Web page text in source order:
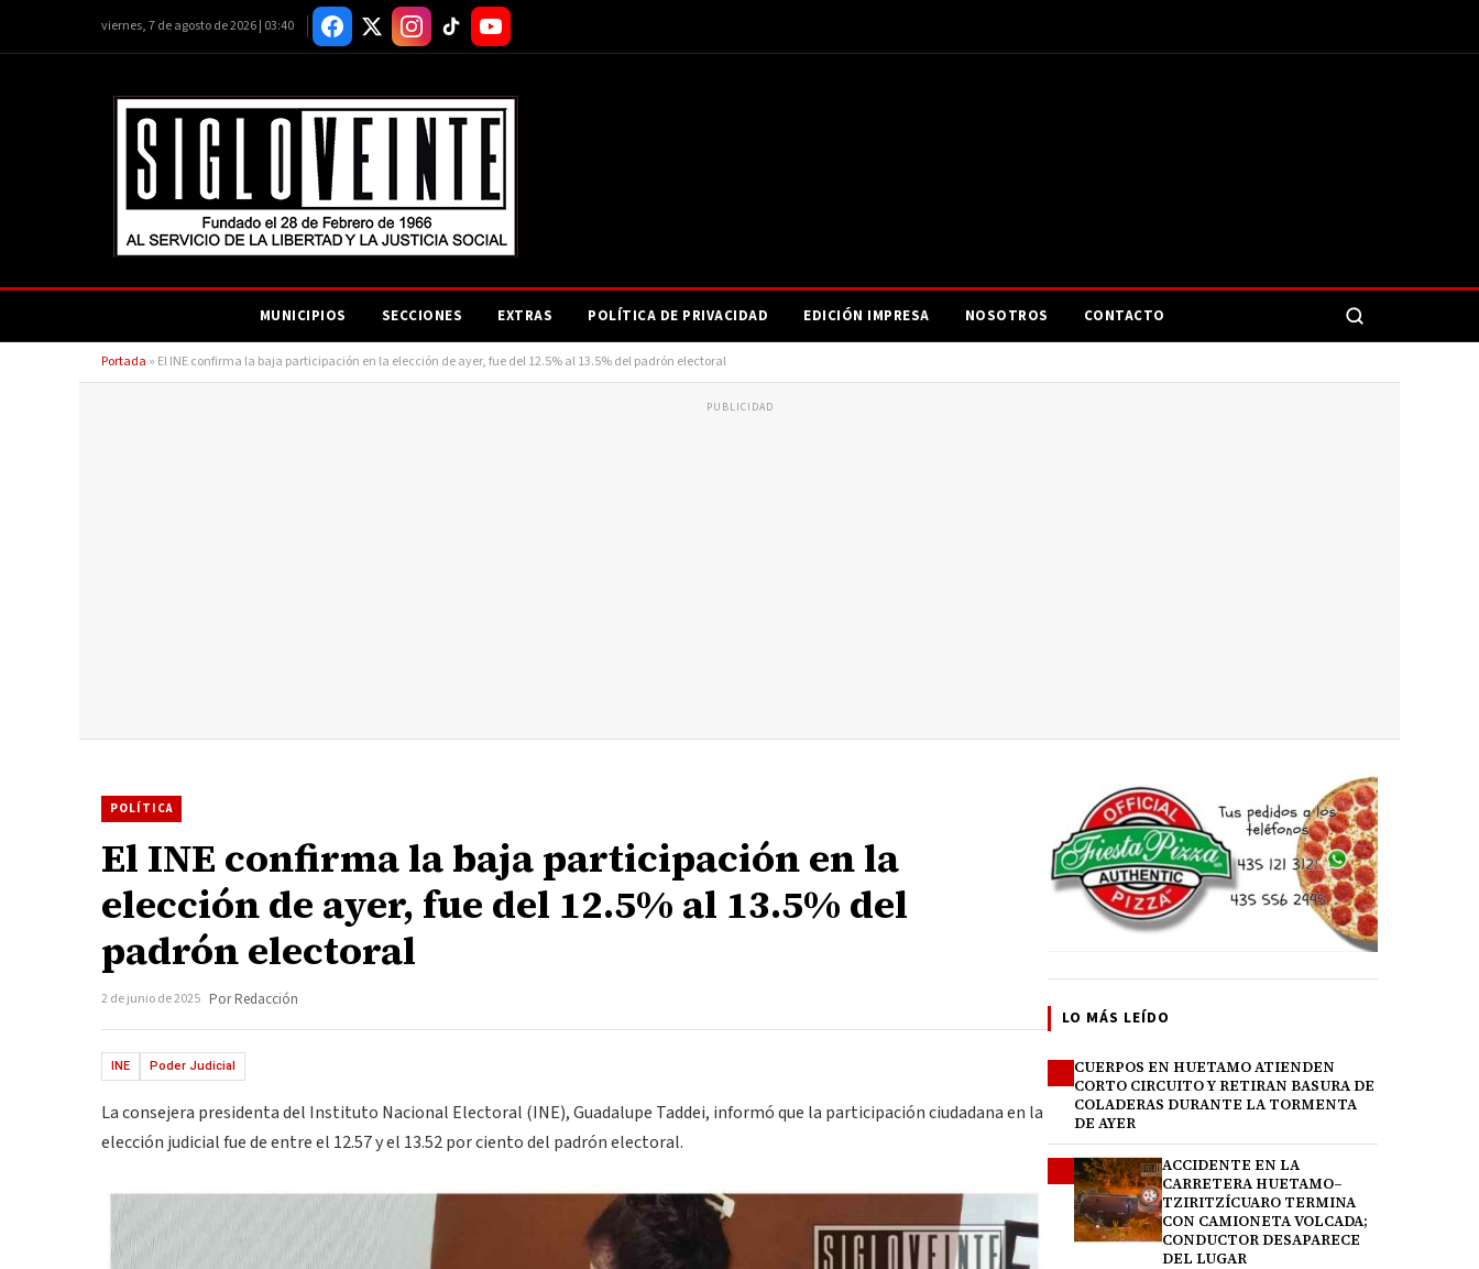
viernes, 7 de agosto de 2026 | 03:40
MUNICIPIOS SECCIONES EXTRAS POLÍTICA DE PRIVACIDAD EDICIÓN IMPRESA NOSOTROS CONTACTO
Portada » El INE confirma la baja participación en la elección de ayer, fue del 12.5% al 13.5% del padrón electoral
PUBLICIDAD
POLÍTICA
El INE confirma la baja participación en la
elección de ayer, fue del 12.5% al 13.5% del
padrón electoral
2 de junio de 2025 Por Redacción
INE Poder Judicial
La consejera presidenta del Instituto Nacional Electoral (INE), Guadalupe Taddei, informó que la participación ciudadana en la
elección judicial fue de entre el 12.57 y el 13.52 por ciento del padrón electoral.
LO MÁS LEÍDO
CUERPOS EN HUETAMO ATIENDEN
CORTO CIRCUITO Y RETIRAN BASURA DE
COLADERAS DURANTE LA TORMENTA
DE AYER
ACCIDENTE EN LA
CARRETERA HUETAMO–
TZIRITZÍCUARO TERMINA
CON CAMIONETA VOLCADA;
CONDUCTOR DESAPARECE
DEL LUGAR